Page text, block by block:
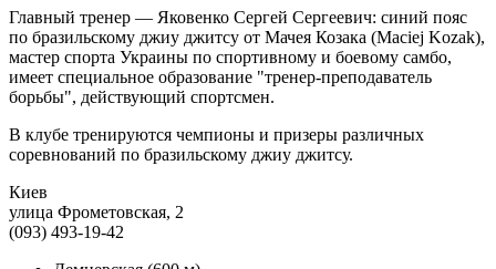
Главный тренер — Яковенко Сергей Сергеевич: синий пояс
по бразильскому джиу джитсу от Мачея Козака (Maciej Kozak),
мастер спорта Украины по спортивному и боевому самбо,
имеет специальное образование "тренер-преподаватель
борьбы", действующий спортсмен.
В клубе тренируются чемпионы и призеры различных
соревнований по бразильскому джиу джитсу.
Киев
улица Фрометовская, 2
(093) 493-19-42